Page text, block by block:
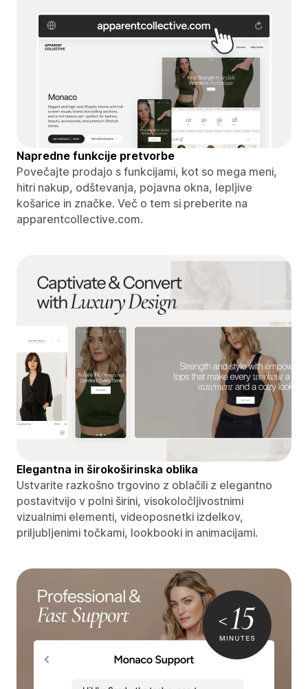
Napredne funkcije pretvorbe
Povečajte prodajo s funkcijami, kot so mega meni,
hitri nakup, odštevanja, pojavna okna, lepljive
košarice in značke. Več o tem si preberite na
apparentcollective.com.
Elegantna in širokoširinska oblika
Ustvarite razkošno trgovino z oblačili z elegantno
postavitvijo v polni širini, visokoločljivostnimi
vizualnimi elementi, videoposnetki izdelkov,
priljubljenimi točkami, lookbooki in animacijami.